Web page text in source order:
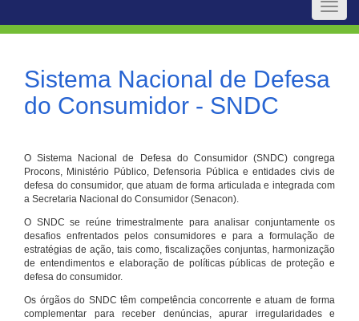
Toggle
Sistema Nacional de Defesa
do Consumidor - SNDC
O Sistema Nacional de Defesa do Consumidor (SNDC) congrega
Procons, Ministério Público, Defensoria Pública e entidades civis de
defesa do consumidor, que atuam de forma articulada e integrada com
a Secretaria Nacional do Consumidor (Senacon).
O SNDC se reúne trimestralmente para analisar conjuntamente os
desafios enfrentados pelos consumidores e para a formulação de
estratégias de ação, tais como, fiscalizações conjuntas, harmonização
de entendimentos e elaboração de políticas públicas de proteção e
defesa do consumidor.
Os órgãos do SNDC têm competência concorrente e atuam de forma
complementar para receber denúncias, apurar irregularidades e